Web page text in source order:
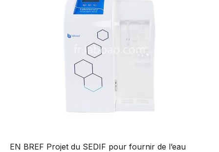
EN BREF Projet du SEDIF pour fournir de l’eau